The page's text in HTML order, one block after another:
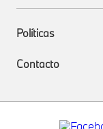
Políticas
Contacto